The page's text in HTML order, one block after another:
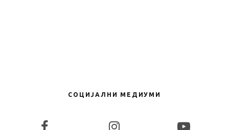
СОЦИЈАЛНИ МЕДИУМИ